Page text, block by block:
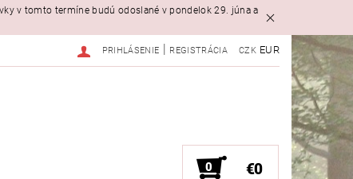
v tomto termíne budú odoslané v pondelok 29. júna a
CZK EUR
PRIHLÁSENIE REGISTRÁCIA
0 €0